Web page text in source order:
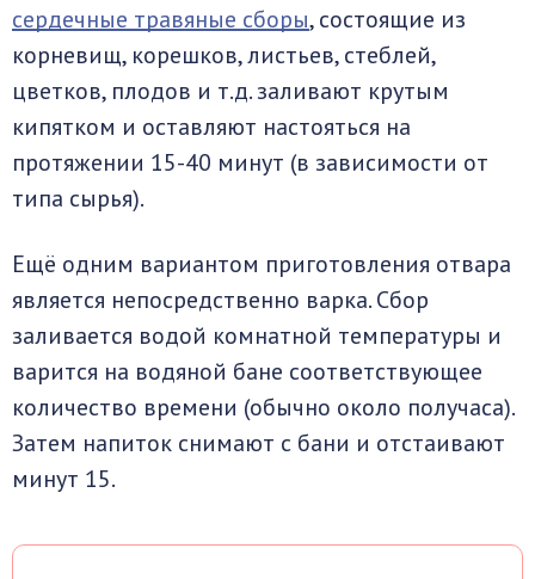
сердечные травяные сборы, состоящие из
корневищ, корешков, листьев, стеблей,
цветков, плодов и т.д. заливают крутым
кипятком и оставляют настояться на
протяжении 15-40 минут (в зависимости от
типа сырья).
Ещё одним вариантом приготовления отвара
является непосредственно варка. Сбор
заливается водой комнатной температуры и
варится на водяной бане соответствующее
количество времени (обычно около получаса).
Затем напиток снимают с бани и отстаивают
минут 15.